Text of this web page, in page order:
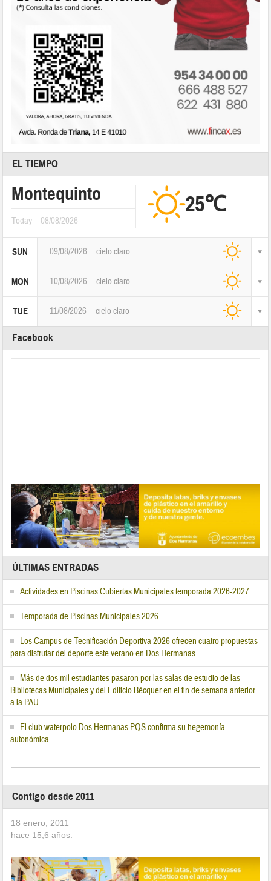
EL TIEMPO
Montequinto
Today 08/08/2026
25℃
SUN 09/08/2026 cielo claro
MON 10/08/2026 cielo claro
TUE 11/08/2026 cielo claro
Facebook
ÚLTIMAS ENTRADAS
Actividades en Piscinas Cubiertas Municipales temporada 2026-2027
Temporada de Piscinas Municipales 2026
Los Campus de Tecnificación Deportiva 2026 ofrecen cuatro propuestas
para disfrutar del deporte este verano en Dos Hermanas
Más de dos mil estudiantes pasaron por las salas de estudio de las
Bibliotecas Municipales y del Edificio Bécquer en el fin de semana anterior
a la PAU
El club waterpolo Dos Hermanas PQS confirma su hegemonía
autonómica
Contigo desde 2011
18 enero, 2011
hace 15,6 años.